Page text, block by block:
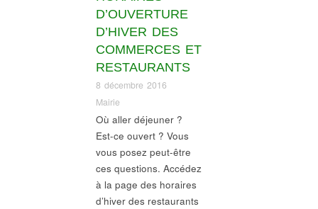
D’OUVERTURE
D’HIVER DES
COMMERCES ET
RESTAURANTS
8 décembre 2016
Mairie
Où aller déjeuner ?
Est-ce ouvert ? Vous
vous posez peut-être
ces questions. Accédez
à la page des horaires
d’hiver des restaurants